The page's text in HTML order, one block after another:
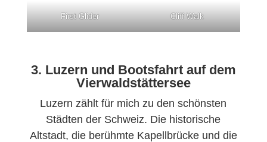
First Glider Cliff Walk
3. Luzern und Bootsfahrt auf dem
Vierwaldstättersee
Luzern zählt für mich zu den schönsten
Städten der Schweiz. Die historische
Altstadt, die berühmte Kapellbrücke und die